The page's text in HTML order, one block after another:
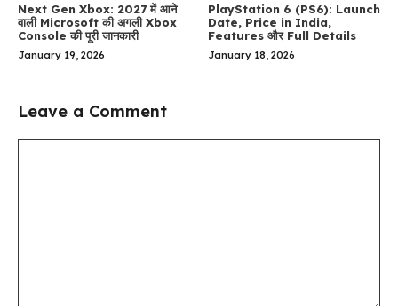
Next Gen Xbox: 2027 में आने
वाली Microsoft की अगली Xbox
Console की पूरी जानकारी
January 19, 2026
PlayStation 6 (PS6): Launch
Date, Price in India,
Features और Full Details
January 18, 2026
Leave a Comment